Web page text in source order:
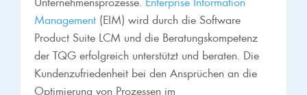
Management (EIM) wird durch die Software
Product Suite LCM und die Beratungskompetenz
der TQG erfolgreich unterstützt und beraten. Die
Kundenzufriedenheit bei den Ansprüchen an die
Optimierung von Prozessen im